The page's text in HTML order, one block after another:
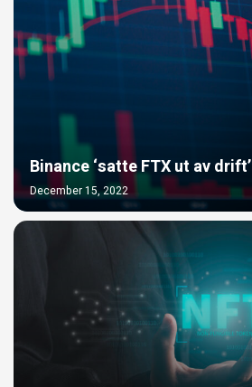
Binance ‘satte FTX ut av drift’
December 15, 2022